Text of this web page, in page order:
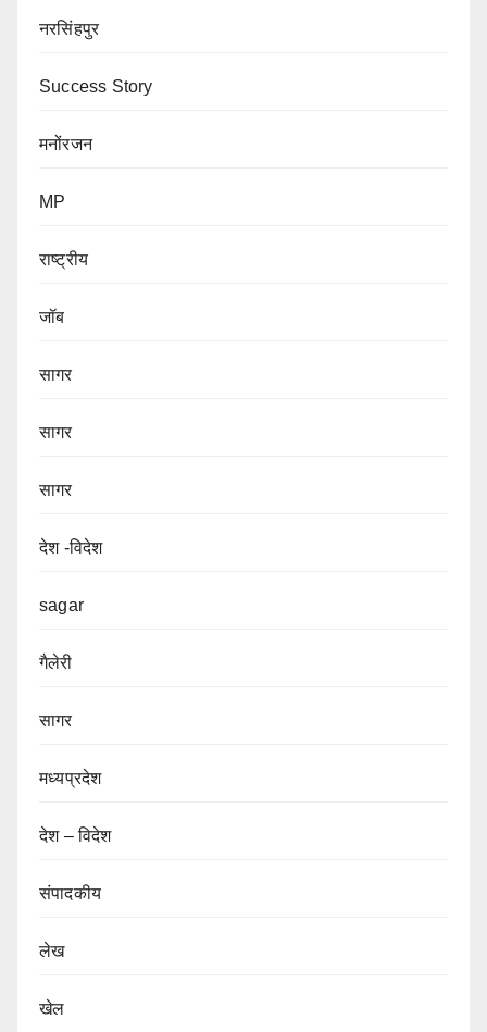
नरसिंहपुर
Success Story
मनोंरजन
MP
राष्ट्रीय
जॉब
सागर
सागर
सागर
देश -विदेश
sagar
गैलेरी
सागर
मध्यप्रदेश
देश – विदेश
संपादकीय
लेख
खेल